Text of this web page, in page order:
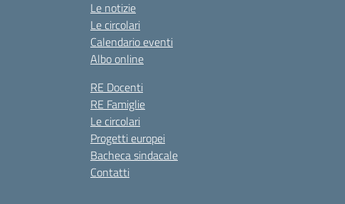
Le notizie
Le circolari
Calendario eventi
Albo online
RE Docenti
RE Famiglie
Le circolari
Progetti europei
Bacheca sindacale
Contatti